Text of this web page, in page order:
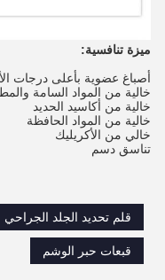
ميزة تنافسية:
أصباغ عضوية بأعلى درجات
خالية من المواد السامة
خالية من أكاسيد الحديد
خالية من المواد الحافظة
خالي من الأكريليك
تناسق دسم
قلم تحديد الجلد الجراحي
قبعات حبر الوشم